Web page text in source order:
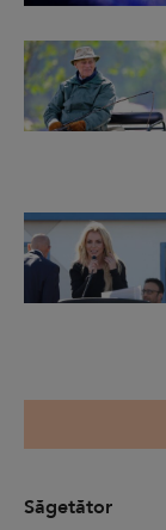
Săgetător